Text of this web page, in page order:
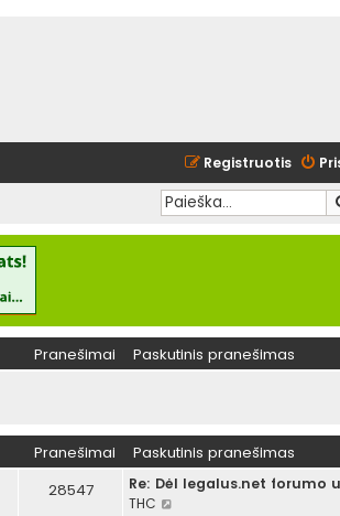
Registruotis
Pranešimai Paskutinis pranešimas
Pranešimai Paskutinis pranešimas
28547
Re: Dėl legalus.net forumo
THC